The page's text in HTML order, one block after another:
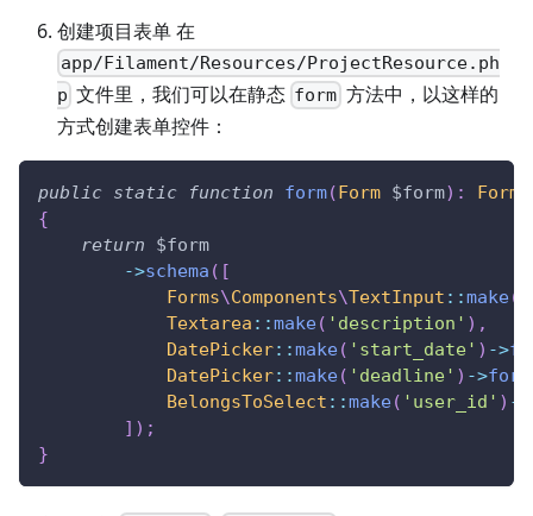
创建项目表单 在
app/Filament/Resources/ProjectResource.ph
p 文件里，我们可以在静态 form方法中，以这样的
方式创建表单控件：
public static function form(Form $form) :
Form
{
return
$form
->schema ( [
Forms\Components\TextInput ::make(
Textarea ::make( 'description' ) ,
DatePicker::make( 'start_date' ) ->
DatePicker::make( 'deadline' ) ->
BelongsToSelect ::make( 'user_id' ) ->
] ) ;
}